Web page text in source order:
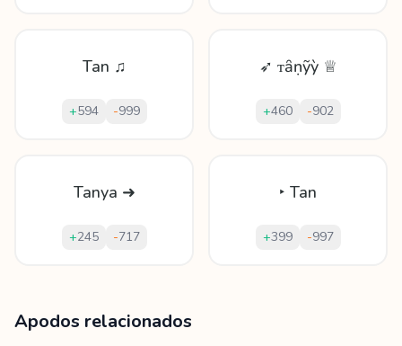
Tan ♫
+594 -999
➶ ᴛȃṇỹỳ ♕
+460 -902
Tanya ➜
+245 -717
‣ Tan
+399 -997
Apodos relacionados